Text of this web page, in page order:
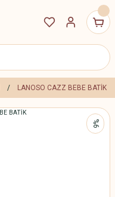
LANOSO CAZZ BEBE BATİK
%6